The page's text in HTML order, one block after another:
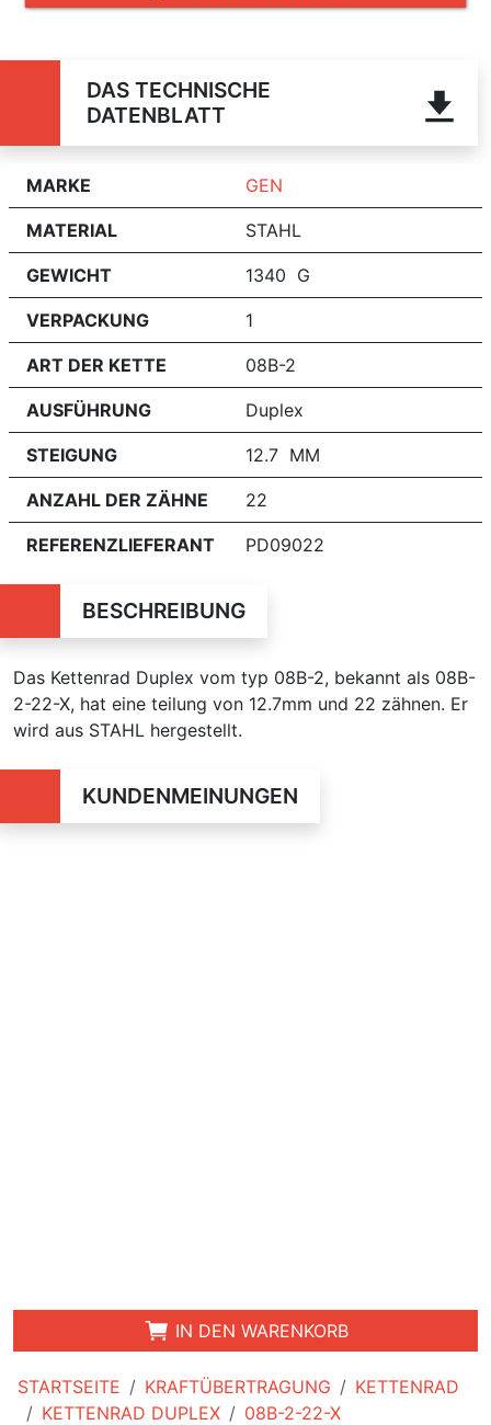
STARTSEITE KRAFTÜBERTRAGUNG
KETTENRAD
KETTENRAD DUPLEX
08B-2-22-X
DAS TECHNISCHE
DATENBLATT
MARKE GEN
MATERIAL STAHL
GEWICHT 1340 G
VERPACKUNG 1
ART DER KETTE 08B-2
AUSFÜHRUNG Duplex
STEIGUNG 12.7 MM
ANZAHL DER ZÄHNE 22
REFERENZLIEFERANT PD09022
BESCHREIBUNG
Das Kettenrad Duplex vom typ 08B-2, bekannt als 08B-
2-22-X, hat eine teilung von 12.7mm und 22 zähnen. Er
wird aus STAHL hergestellt.
KUNDENMEINUNGEN
IN DEN WARENKORB